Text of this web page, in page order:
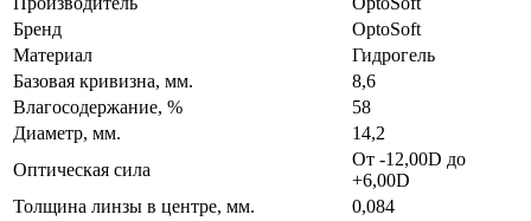
Бренд
OptoSoft
Материал
Гидрогель
Базовая кривизна, мм.
8,6
Влагосодержание, %
58
Диаметр, мм.
14,2
Оптическая сила
От -12,00D до
+6,00D
Толщина линзы в центре, мм.
0,084